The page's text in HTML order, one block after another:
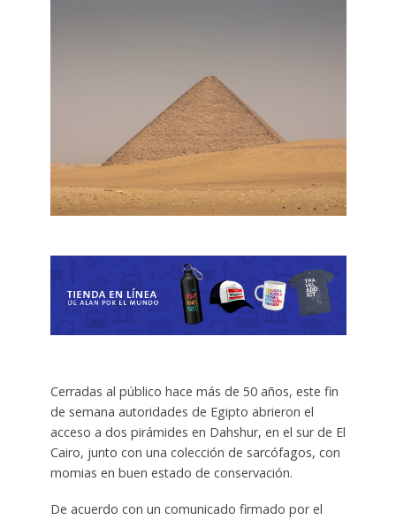
Cerradas al público hace más de 50 años, este fin
de semana autoridades de Egipto abrieron el
acceso a dos pirámides en Dahshur, en el sur de El
Cairo, junto con una colección de sarcófagos, con
momias en buen estado de conservación.
De acuerdo con un comunicado firmado por el